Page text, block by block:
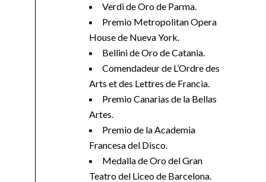
Verdi de Oro de Parma.
Premio Metropolitan Opera
House de Nueva York.
Bellini de Oro de Catania.
Comendadeur de L’Ordre des
Arts et des Lettres de Francia.
Premio Canarias de la Bellas
Artes.
Premio de la Academia
Francesa del Disco.
Medalla de Oro del Gran
Teatro del Liceo de Barcelona.